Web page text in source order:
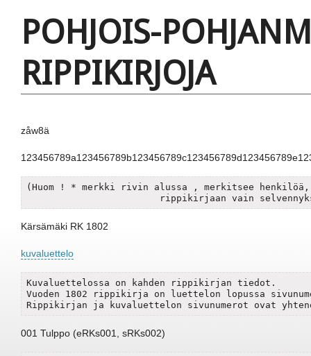
POHJOIS-
RIPPIKIRJOJA
zåw8ä
(Huom ! * merkki rivin alussa , merkitsee
Kärsämäki RK 1802
kuvaluettelo
Kuvaluettelossa on kahden rippikirjan tiedot.
Vuoden 1802 rippikirja on luettelon lopussa
Rippikirjan ja kuvaluettelon sivunumerot ovat
001 Tulppo (eRKs001, sRKs002)